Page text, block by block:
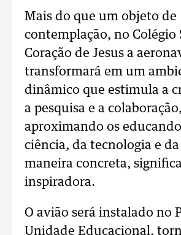
Mais do que um objeto de
contemplação, no Colégio
Coração de Jesus a
transformará em um
dinâmico que estimula a
a pesquisa e a colaboração,
aproximando os
ciência, da tecnologia e
maneira concreta,
inspiradora.
O avião será instalado no
Unidade Educacional,